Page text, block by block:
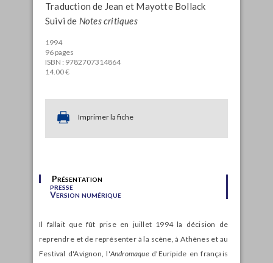
Traduction de Jean et Mayotte Bollack
Suivi de Notes critiques
1994
96 pages
ISBN : 9782707314864
14.00 €
Imprimer la fiche
Présentation
presse
Version numérique
Il fallait que fût prise en juillet 1994 la décision de
reprendre et de représenter à la scène, à Athènes et au
Festival d'Avignon, l'Andromaqued'Euripide en français